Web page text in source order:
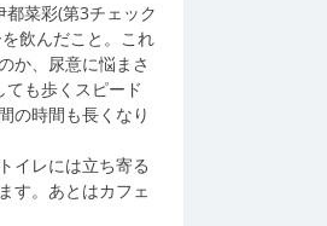
菜彩(第3チェック
飲んだこと。これ
か、尿意に悩まさ
も歩くスピード
の時間も長くなり
イレには立ち寄る
す。あとはカフェ